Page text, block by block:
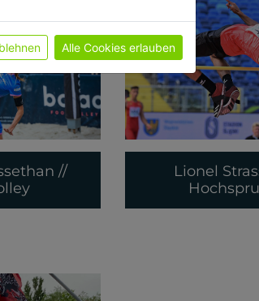
//
Lionel
Alle Cookies erlauben